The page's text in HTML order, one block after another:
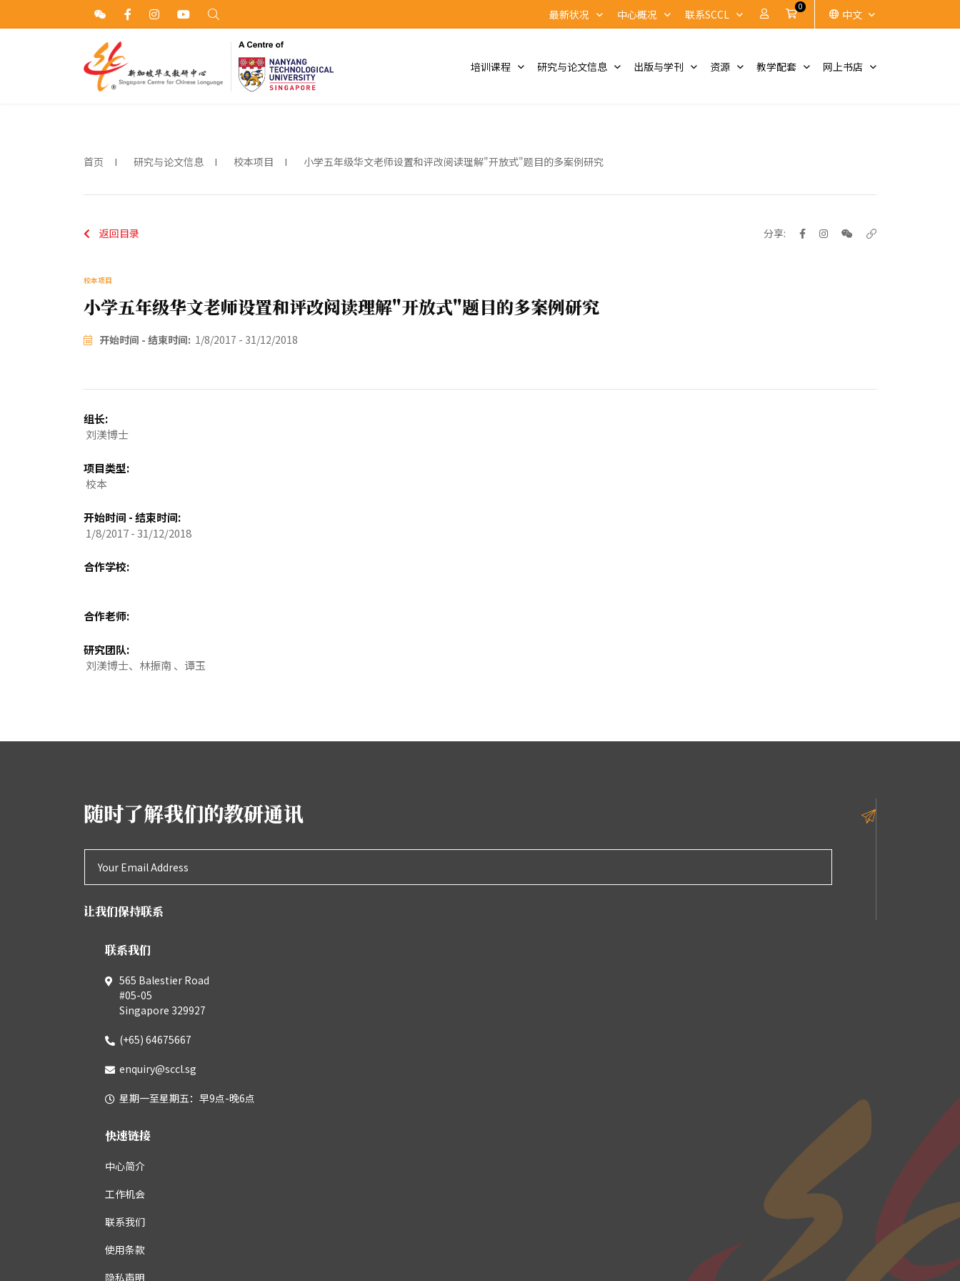
最新状况 中心概况 联系SCCL 账户 Cart
0
中文
培训课程 研究与论文信息 出版与学刊 资源 教学配套 网上书店
首页 研究与论文信息 校本项目 小学五年级华文老师设置和评改阅读理解"开放式"题目的多案例研究
返回目录 分享:
校本项目
小学五年级华文老师设置和评改阅读理解"开放式"题目的多案例研究
开始时间 - 结束时间: 1/8/2017 - 31/12/2018
组长:
刘渼博士
项目类型:
校本
开始时间 - 结束时间:
1/8/2017 - 31/12/2018
合作学校:
合作老师:
研究团队:
刘渼博士、林振南 、谭玉
随时了解我们的教研通讯
让我们保持联系
联系我们
565 Balestier Road
#05-05
Singapore 329927
(+65) 64675667
enquiry@sccl.sg
星期一至星期五：早9点-晚6点
快速链接
中心简介
工作机会
联系我们
使用条款
隐私声明